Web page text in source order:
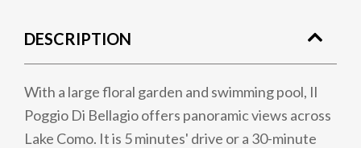
DESCRIPTION
With a large floral garden and swimming pool, Il
Poggio Di Bellagio offers panoramic views across
Lake Como. It is 5 minutes' drive or a 30-minute